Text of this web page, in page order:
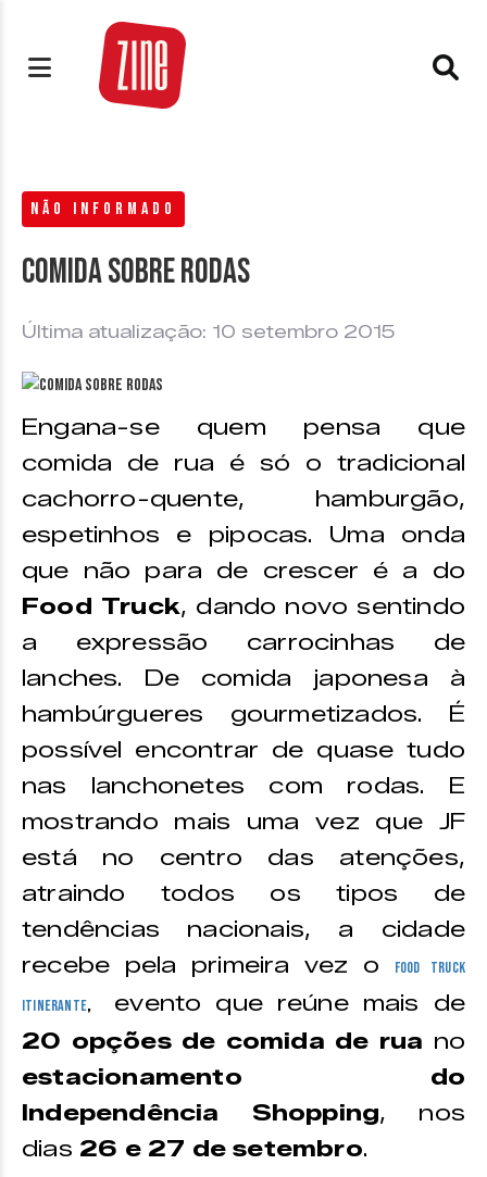
NÃO INFORMADO
Comida sobre rodas
Última atualização: 10 setembro 2015
Engana-se quem pensa que
comida de rua é só o tradicional
cachorro-quente, hamburgão,
espetinhos e pipocas. Uma onda
que não para de crescer é a do
Food Truck, dando novo sentindo
a expressão carrocinhas de
lanches. De comida japonesa à
hambúrgueres gourmetizados. É
possível encontrar de quase tudo
nas lanchonetes com rodas. E
mostrando mais uma vez que JF
está no centro das atenções,
atraindo todos os tipos de
tendências nacionais, a cidade
recebe pela primeira vez o
Food Truck
Itinerante,
evento que reúne mais de
20 opções de comida de rua no
estacionamento do
Independência Shopping, nos
dias 26 e 27 de setembro.